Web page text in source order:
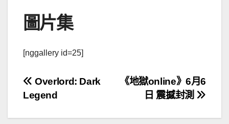
圖片集
[nggallery id=25]
文
章
《地獄online》6月6
日 震撼封測
Overlord: Dark
Legend